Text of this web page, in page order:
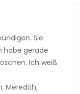
Sie
habe gerade
Ich weiß
Meredith,